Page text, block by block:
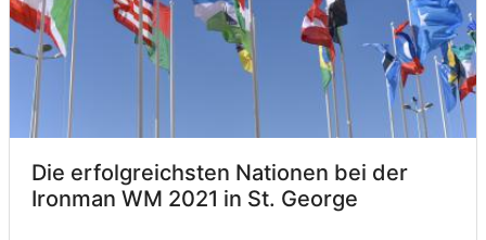
Die erfolgreichsten Nationen bei der
Ironman WM 2021 in St. George